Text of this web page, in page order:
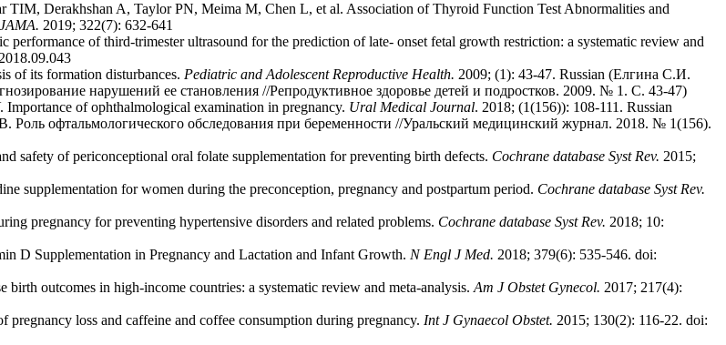
Derakhshan A, Taylor PN, Meima M, Chen L, et al. Association of Thyroid Function Test Abnormalities and
JAMA. 2019; 322(7): 632-641
of third-trimester ultrasound for the prediction of late- onset fetal growth restriction: a systematic review and
of its formation disturbances. Pediatric and Adolescent Reproductive Health. 2009; (1): 43-47. Russian (Елгина С.И.
нарушений ее становления //Репродуктивное здоровье детей и подростков. 2009. № 1. С. 43-47)
of ophthalmological examination in pregnancy. Ural Medical Journal. 2018; (1(156)): 108-111. Russian
офтальмологического обследования при беременности //Уральский медицинский журнал. 2018. № 1(156).
of periconceptional oral folate supplementation for preventing birth defects. Cochrane database Syst Rev. 2015;
supplementation for women during the preconception, pregnancy and postpartum period. Cochrane database Syst Rev.
pregnancy for preventing hypertensive disorders and related problems. Cochrane database Syst Rev. 2018; 10:
Supplementation in Pregnancy and Lactation and Infant Growth. N Engl J Med. 2018; 379(6): 535-546. doi:
outcomes in high-income countries: a systematic review and meta-analysis. Am J Obstet Gynecol. 2017; 217(4):
loss and caffeine and coffee consumption during pregnancy. Int J Gynaecol Obstet. 2015; 130(2): 116-22. doi: